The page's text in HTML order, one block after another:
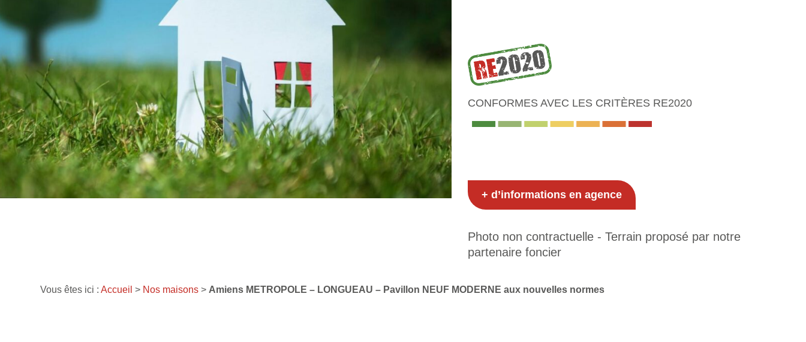
CONFORMES AVEC LES CRITÈRES RE2020
+ d’informations en agence
Photo non contractuelle - Terrain proposé par notre
partenaire foncier
Vous êtes ici :Accueil > Nos maisons > Amiens METROPOLE – LONGUEAU – Pavillon NEUF MODERNE aux nouvelles normes